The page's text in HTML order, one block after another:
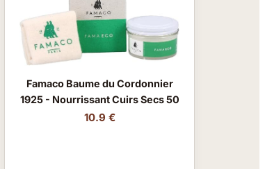
Famaco Baume du Cordonnier
1925 - Nourrissant Cuirs Secs 50
10.9 €